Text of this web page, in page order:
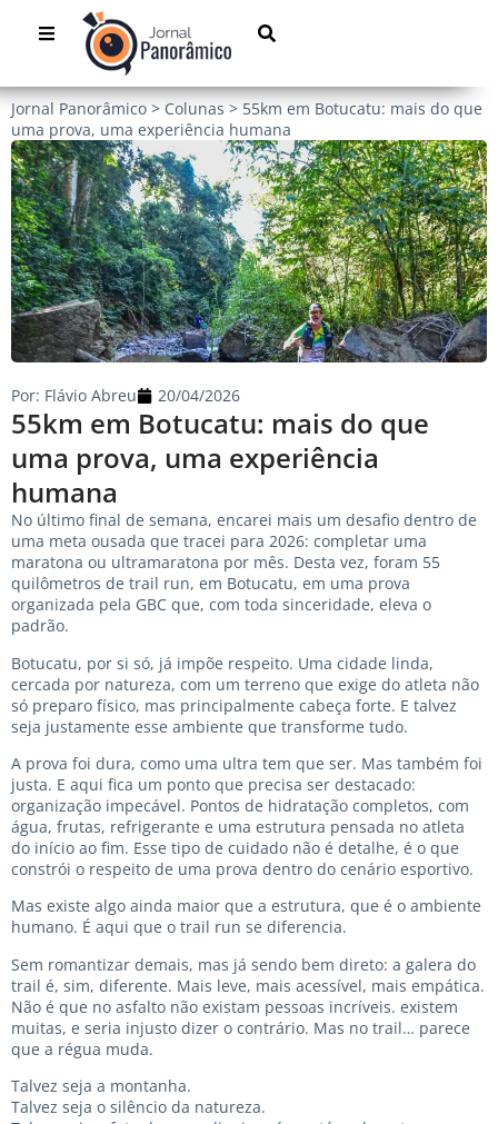
Jornal Panorâmico > Colunas > 55km em Botucatu: mais do que
uma prova, uma experiência humana
55km em Botucatu: mais do que
uma prova, uma experiência
humana
Por: Flávio Abreu 20/04/2026
No último final de semana, encarei mais um desafio dentro de
uma meta ousada que tracei para 2026: completar uma
maratona ou ultramaratona por mês. Desta vez, foram 55
quilômetros de trail run, em Botucatu, em uma prova
organizada pela GBC que, com toda sinceridade, eleva o
padrão.
Botucatu, por si só, já impõe respeito. Uma cidade linda,
cercada por natureza, com um terreno que exige do atleta não
só preparo físico, mas principalmente cabeça forte. E talvez
seja justamente esse ambiente que transforme tudo.
A prova foi dura, como uma ultra tem que ser. Mas também foi
justa. E aqui fica um ponto que precisa ser destacado:
organização impecável. Pontos de hidratação completos, com
água, frutas, refrigerante e uma estrutura pensada no atleta
do início ao fim. Esse tipo de cuidado não é detalhe, é o que
constrói o respeito de uma prova dentro do cenário esportivo.
Mas existe algo ainda maior que a estrutura, que é o ambiente
humano. É aqui que o trail run se diferencia.
Sem romantizar demais, mas já sendo bem direto: a galera do
trail é, sim, diferente. Mais leve, mais acessível, mais empática.
Não é que no asfalto não existam pessoas incríveis. existem
muitas, e seria injusto dizer o contrário. Mas no trail… parece
que a régua muda.
Talvez seja a montanha.
Talvez seja o silêncio da natureza.